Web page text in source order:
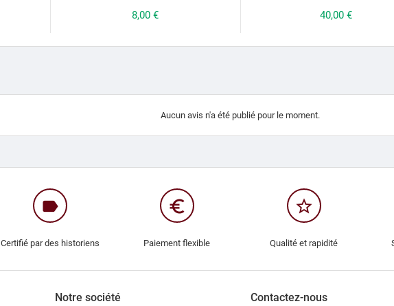
Prix
8,00 € Prix
40,00 €
Aucun avis n'a été publié pour le moment.
label
Certifié par des historiens
euro_symbol
Paiement flexible
star_border
Qualité et rapidité
Notre société Contactez-nous